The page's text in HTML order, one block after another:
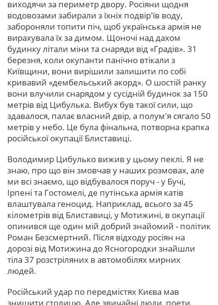
виходячи за периметр двору. Росіяни щодня
водовозами забирали з їхніх подвір'їв воду,
забороняли топити піч, щоб українська армія не
вирахувала їх за димом. Щоночі над дахом
будинку літали міни та снаряди від «Градів». 31
березня, коли окупанти панічно втікали з
Київщини, вони вирішили залишити по собі
кривавий «дембельський акорд». О шостій ранку
вони влучили снарядом у сусідній будинок за 150
метрів від Цибулька. Вибух був такої сили, що
здавалося, палає власний двір, а полум'я сягало 50
метрів у небо. Це була фінальна, потворна крапка
російської окупації Блиставиці.
Володимир Цибулько вижив у цьому пеклі. Я не
знаю, про що він змовчав у наших розмовах, але
ми всі знаємо, що відбувалося поруч - у Бучі,
Ірпені та Гостомелі, де путінська армія катів
влаштувала геноцид. Наприклад, всього за 45
кілометрів від Блиставиці, у Мотижині, в окупації
опинився ще один мій добрий знайомий - політик
Роман Безсмертний. Після відходу росіян на
дорозі від Мотижина до Ясногородки знайшли
тіла 37 розстріляних в автомобілях мирних
людей.
Російський удар по передмістях Києва мав